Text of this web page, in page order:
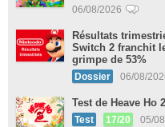
06/08/2026
Résultats
Switch 2 franchit
grimpe de 53%
Dossier 06/08/
Test de Heave Ho
Test 17/20 05/